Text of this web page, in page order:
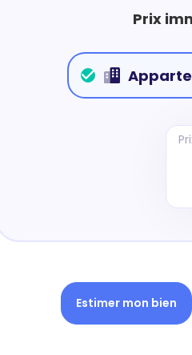
Prix
Estimer mon bien